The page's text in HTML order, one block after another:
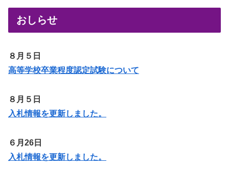
おしらせ
８月５日
高等学校卒業程度認定試験について
８月５日
入札情報を更新しました。
６月26日
入札情報を更新しました。